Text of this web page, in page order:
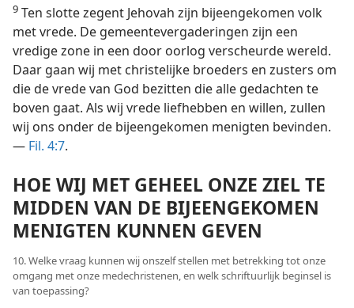
9 Ten slotte zegent Jehovah zijn bijeengekomen volk
met vrede. De gemeentevergaderingen zijn een
vredige zone in een door oorlog verscheurde wereld.
Daar gaan wij met christelijke broeders en zusters om
die de vrede van God bezitten die alle gedachten te
boven gaat. Als wij vrede liefhebben en willen, zullen
wij ons onder de bijeengekomen menigten bevinden.
— Fil. 4:7.
HOE WIJ MET GEHEEL ONZE ZIEL TE
MIDDEN VAN DE BIJEENGEKOMEN
MENIGTEN KUNNEN GEVEN
10. Welke vraag kunnen wij onszelf stellen met betrekking tot onze
omgang met onze medechristenen, en welk schriftuurlijk beginsel is
van toepassing?